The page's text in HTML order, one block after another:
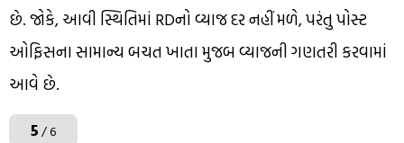
છે. જોકે, આવી સ્થિતિમાં RDનો વ્યાજ દર નહીં મળે, પરંતુ પોસ્ટ
ઓફિસના સામાન્ય બચત ખાતા મુજબ વ્યાજની ગણતરી કરવામાં
આવે છે.
5/ 6